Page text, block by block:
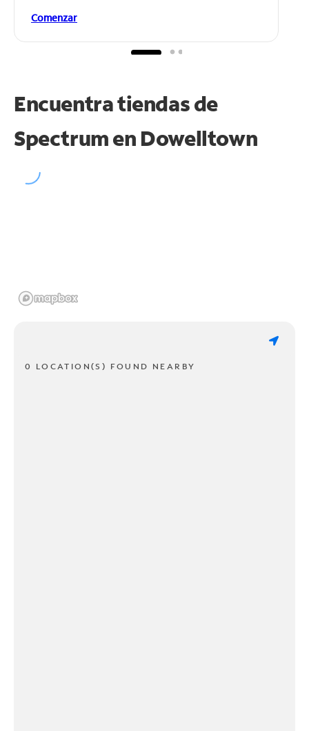
Comenzar
Encuentra tiendas de
Spectrum en Dowelltown
0 LOCATION(S) FOUND NEARBY